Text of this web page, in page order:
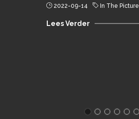
2022-09-14 In The Picture
Lees Verder